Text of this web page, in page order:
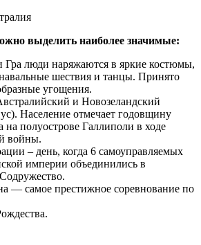
выделить наиболее значимые:
люди наряжаются в яркие костюмы,
шествия и танцы. Принято
угощения.
и Новозеландский
Население отмечает годовщину
на полуострове Галлиполи в ходе
войны.
– день, когда 6 самоуправляемых
империи объединились в
— самое престижное соревнование по